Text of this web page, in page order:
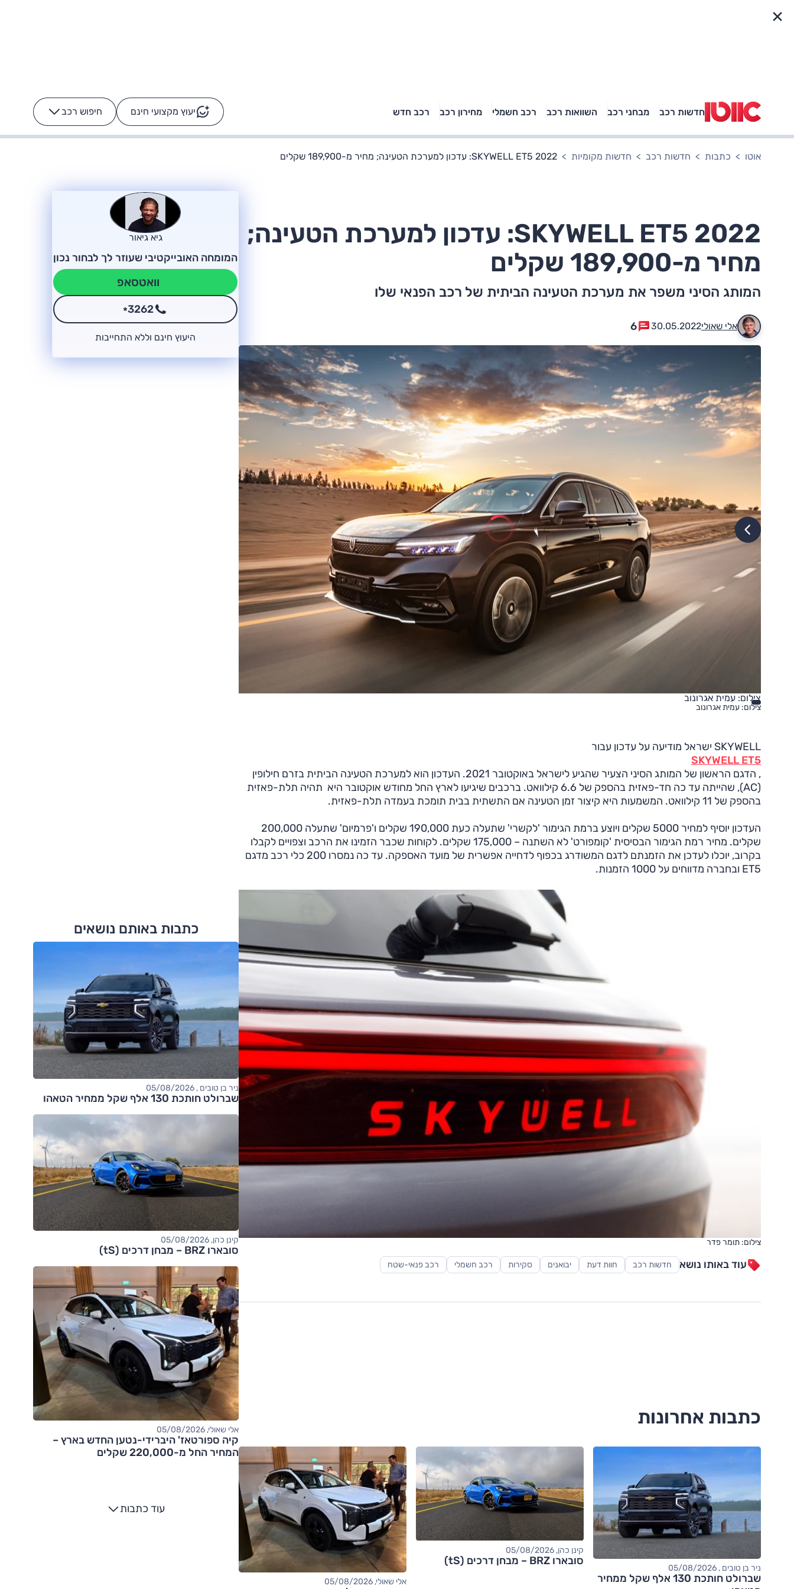
חדשות רכב מבחני רכב השוואות רכב רכב חשמלי מחירון רכב רכב חדש יעוץ מקצועי חינם חיפוש רכב -
באיזה רכב פנאי נוסעת
טויוטה ראב 4, קיה
ספורטאז' לונג ויונדאי
הנייר ועל הכביש
רכבי הסלבס: על מה נוסע
הרכב לא מתקלקל. המסך
כן
אוטו כתבות חדשות רכב חדשות מקומיות SKYWELL ET5 2022: עדכון למערכת הטעינה; מחיר מ-189,900 שקלים
SKYWELL ET5 2022: עדכון למערכת הטעינה;
מחיר מ-189,900 שקלים
המותג הסיני משפר את מערכת הטעינה הביתית של רכב הפנאי שלו
אלי שאולי30.05.2022
6
צילום: עמית אגרונוב
צילום: עמית אגרונוב
SKYWELL ישראל מודיעה על עדכון עבור
SKYWELL ET5
, הדגם הראשון של המותג הסיני הצעיר שהגיע לישראל באוקטובר 2021. העדכון הוא למערכת הטעינה הביתית בזרם חילופין
(AC), שהייתה עד כה חד-פאזית בהספק של 6.6 קילוואט. ברכבים שיגיעו לארץ החל מחודש אוקטובר היא תהיה תלת-פאזית
בהספק של 11 קילוואט. המשמעות היא קיצור זמן הטעינה אם התשתית בבית תומכת בעמדה תלת-פאזית.
העדכון יוסיף למחיר 5000 שקלים ויוצע ברמת הגימור 'לקשרי' שתעלה כעת 190,000 שקלים ו'פרמיום' שתעלה 200,000
שקלים. מחיר רמת הגימור הבסיסית 'קומפורט' לא השתנה – 175,000 שקלים. לקוחות שכבר הזמינו את הרכב וצפויים לקבלו
בקרוב, יוכלו לעדכן את הזמנתם לדגם המשודרג בכפוף לדחייה אפשרית של מועד האספקה. עד כה נמסרו 200 כלי רכב מדגם
ET5 ובחברה מדווחים על 1000 הזמנות.
צילום: תומר פדר
עוד באותו נושא חדשות רכב חוות דעת יבואנים סקירות רכב חשמלי רכב פנאי-שטח
כתבות אחרונות
ניר בן טובים , 05/08/2026
שברולט חותכת 130 אלף שקל ממחיר
קינן כהן, 05/08/2026
סובארו BRZ – מבחן דרכים (tS)
אלי שאולי, 05/08/2026
גיא גיאור
המומחה האובייקטיבי שעוזר לך לבחור נכון
וואטסאפ
*3262
היעוץ חינם וללא התחייבות
כתבות באותם נושאים
ניר בן טובים , 05/08/2026
שברולט חותכת 130 אלף שקל ממחיר הטאהו
קינן כהן, 05/08/2026
סובארו BRZ – מבחן דרכים (tS)
אלי שאולי, 05/08/2026
קיה ספורטאז' היברידי-נטען החדש בארץ –
המחיר החל מ-220,000 שקלים
עוד כתבות